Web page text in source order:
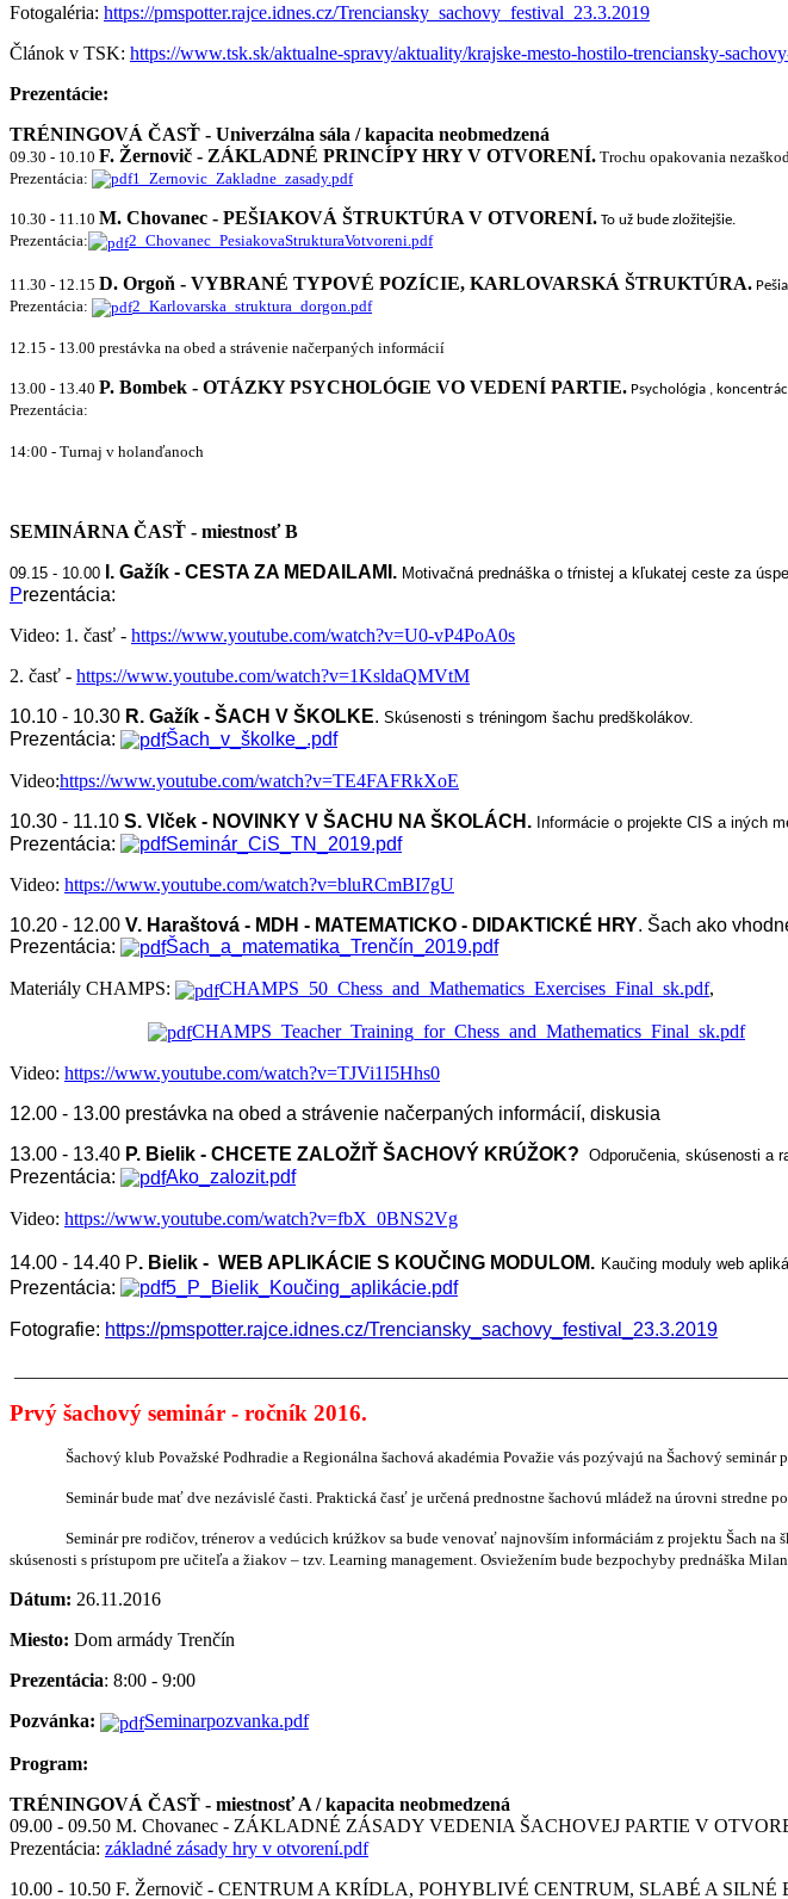
Fotogaléria: https://pmspotter.rajce.idnes.cz/Trenciansky_sachovy_festival_23.3.2019
Článok v TSK: https://www.tsk.sk/aktualne-spravy/aktuality/krajske-mesto-hostilo-trenciansky-
Prezentácie:
TRÉNINGOVÁ ČASŤ - Univerzálna sála / kapacita neobmedzená
09.30 - 10.10 F. Žernovič - ZÁKLADNÉ PRINCÍPY HRY V OTVORENÍ. Trochu opakovania
Prezentácia:
1_Zernovic_Zakladne_zasady.pdf
10.30 - 11.10 M. Chovanec - PEŠIAKOVÁ ŠTRUKTÚRA V OTVORENÍ. To už bude zložitejšie.
Prezentácia: 2_Chovanec_PesiakovaStrukturaVotvoreni.pdf
11.30 - 12.15 D. Orgoň - VYBRANÉ TYPOVÉ POZÍCIE, KARLOVARSKÁ ŠTRUKTÚRA.
Prezentácia: 2_Karlovarska_struktura_dorgon.pdf
12.15 - 13.00 prestávka na obed a strávenie načerpaných informácií
13.00 - 13.40 P. Bombek - OTÁZKY PSYCHOLÓGIE VO VEDENÍ PARTIE. Psychológia ,
Prezentácia:
14:00 - Turnaj v holanďanoch
SEMINÁRNA ČASŤ - miestnosť B
09.15 - 10.00 I. Gažík - CESTA ZA MEDAILAMI. Motivačná prednáška o tŕnistej a kľukatej ceste za
Prezentácia:
Video: 1. časť - https://www.youtube.com/watch?v=U0-vP4PoA0s
2. časť - https://www.youtube.com/watch?v=1KsldaQMVtM
10.10 - 10.30 R. Gažík - ŠACH V ŠKOLKE. Skúsenosti s tréningom šachu predškolákov.
Prezentácia: Šach_v_školke_.pdf
Video:https://www.youtube.com/watch?v=TE4FAFRkXoE
10.30 - 11.10 S. Vlček - NOVINKY V ŠACHU NA ŠKOLÁCH . Informácie o projekte CIS a iných
Prezentácia: Seminár_CiS_TN_2019.pdf
Video: https://www.youtube.com/watch?v=bluRCmBI7gU
10.20 - 12.00 V. Haraštová - MDH - MATEMATICKO - DIDAKTICKÉ HRY. Šach ako
Prezentácia:
Šach_a_matematika_Trenčín_2019.pdf
Materiály CHAMPS: CHAMPS_50_Chess_and_Mathematics_Exercises_Final_sk.pdf,
CHAMPS_Teacher_Training_for_Chess_and_Mathematics_Final_sk.pdf
Video: https://www.youtube.com/watch?v=TJVi1I5Hhs0
12.00 - 13.00 prestávka na obed a strávenie načerpaných informácií, diskusia
13.00 - 13.40 P. Bielik - CHCETE ZALOŽIŤ ŠACHOVÝ KRÚŽOK? Odporučenia, skúsenosti a
Prezentácia: Ako_zalozit.pdf
Video: https://www.youtube.com/watch?v=fbX_0BNS2Vg
14.00 - 14.40 P. Bielik - WEB APLIKÁCIE S KOUČING MODULOM. Kaučing moduly web
Prezentácia: 5_P_Bielik_Koučing_aplikácie.pdf
Fotografie: https://pmspotter.rajce.idnes.cz/Trenciansky_sachovy_festival_23.3.2019
Prvý šachový seminár - ročník 2016.
Šachový klub Považské Podhradie a Regionálna šachová akadémia Považie vás pozývajú na Šachový
Seminár bude mať dve nezávislé časti. Praktická časť je určená prednostne šachovú mládež na úrovni
Seminár pre rodičov, trénerov a vedúcich krúžkov sa bude venovať najnovším informáciám z projektu Šach
skúsenosti s prístupom pre učiteľa a žiakov – tzv. Learning management. Osviežením bude bezpochyby prednáška
Dátum: 26.11.2016
Miesto: Dom armády Trenčín
Prezentácia: 8:00 - 9:00
Pozvánka:
Seminarpozvanka.pdf
Program:
TRÉNINGOVÁ ČASŤ - miestnosť A / kapacita neobmedzená
09.00 - 09.50 M. Chovanec - ZÁKLADNÉ ZÁSADY VEDENIA ŠACHOVEJ PARTIE V
Prezentácia: základné zásady hry v otvorení.pdf
10.00 - 10.50 F. Žernovič - CENTRUM A KRÍDLA, POHYBLIVÉ CENTRUM, SLABÉ A SILNÉ